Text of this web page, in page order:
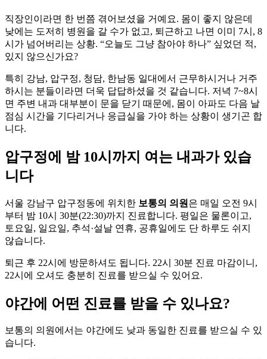
직장인이라면 한 번쯤 겪어보셨을 거예요. 몸이 좋지 않은데
낮에는 도저히 병원을 갈 수가 없고, 퇴근하고 나면 이미 7시, 8
시가 넘어버리는 상황. “오늘도 그냥 참아야 하나” 싶었던 적,
있지 않으신가요?
특히 강남, 압구정, 청담, 한남동 일대에서 근무하시거나 거주
하시는 분들이라면 더욱 답답하셨을 것 같습니다. 저녁 7~8시
면 주변 내과 대부분이 문을 닫기 때문에, 몸이 아파도 다음 날
점심 시간을 기다리거나 응급실을 가야 하는 상황이 생기곤 합
니다.
압구정에 밤 10시까지 여는 내과가 있습
니다
서울 강남구 압구정동에 위치한 보통의 의원 은 매일 오전 9시
부터 밤 10시 30분(22:30)까지 진료합니다. 평일은 물론이고,
토요일, 일요일, 추석·설날 연휴, 공휴일에도 단 하루도 쉬지
않습니다.
퇴근 후 22시에 방문하셔도 됩니다. 22시 30분 진료 마감이니,
22시에 오셔도 충분히 진료를 받으실 수 있어요.
야간에 어떤 진료를 받을 수 있나요?
보통의 의원에서는 야간에도 낮과 동일한 진료를 받으실 수 있
습니다.